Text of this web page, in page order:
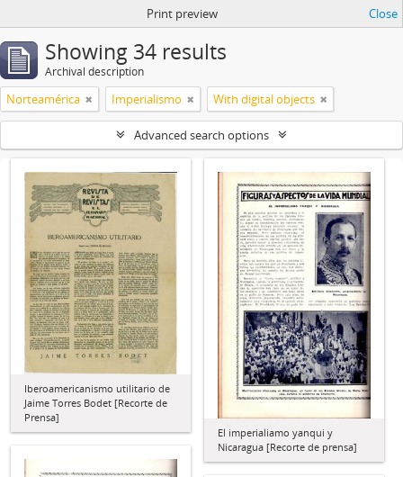
Print preview Close
Showing 34 results
Archival description
Norteamérica Imperialismo With digital objects
Advanced search options
Iberoamericanismo utilitario de
Jaime Torres Bodet [Recorte de
Prensa]
El imperialiamo yanqui y
Nicaragua [Recorte de prensa]